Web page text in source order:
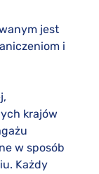
jest
i
krajów
w sposób
Każdy